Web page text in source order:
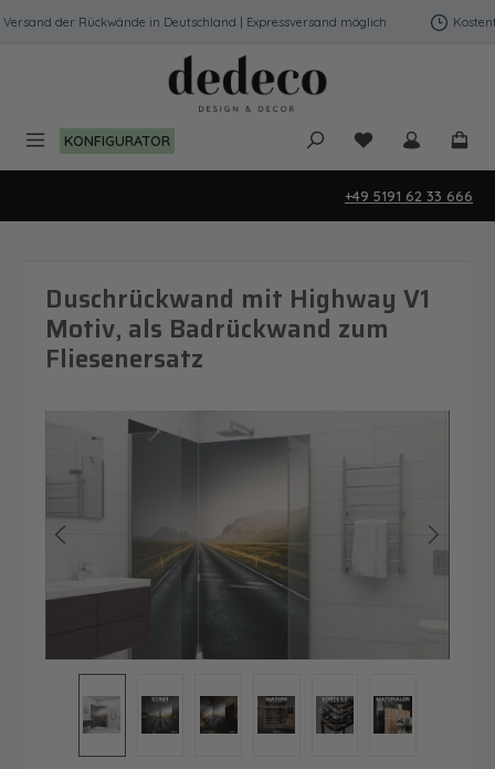
Zum Hauptinhalt springen
der Rückwände in Deutschland | Expressversand möglich
KONFIGURATOR Du hast 0
+49 5191 62 33 666
Duschrückwand mit Highway V1
Motiv, als Badrückwand zum
Fliesenersatz
Bildergalerie überspringen